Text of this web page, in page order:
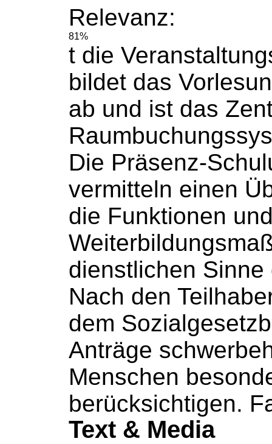
Relevanz:
81%
t die
bildet das
ab und ist das
Die Präsenz-
vermitteln einen
die Funktionen
dienstlichen
Nach den
dem
Anträge
Menschen
berücksichtigen.
Text & Media